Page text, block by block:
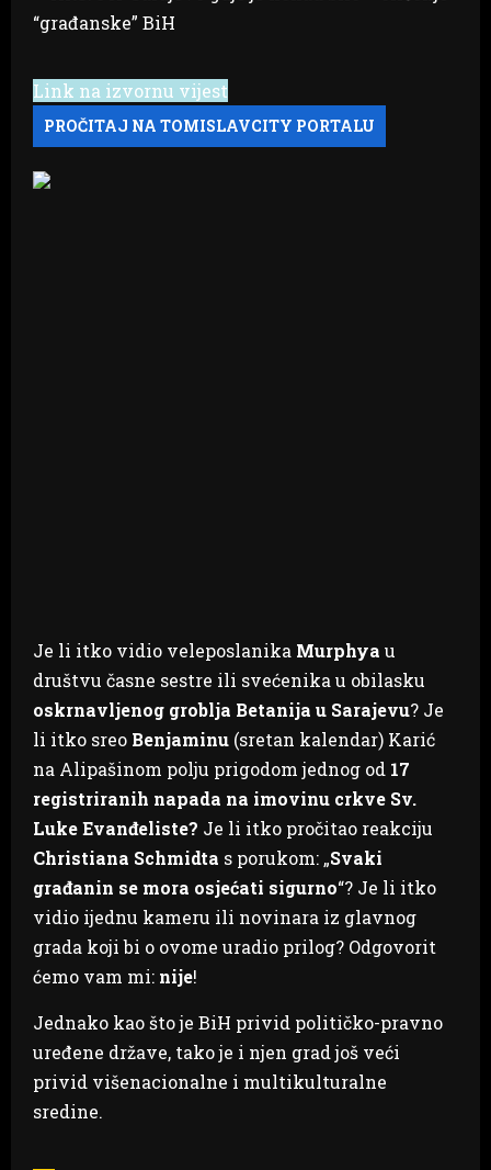
Link na izvornu vijest
Je li itko vidio veleposlanika Murphya u
društvu časne sestre ili svećenika u obilasku
oskrnavljenog groblja Betanija u Sarajevu? Je
li itko sreo Benjaminu (sretan kalendar) Karić
na Alipašinom polju prigodom jednog od 17
registriranih napada na imovinu crkve Sv.
Luke Evanđeliste? Je li itko pročitao reakciju
Christiana Schmidta s porukom: „Svaki
građanin se mora osjećati sigurno“? Je li itko
vidio ijednu kameru ili novinara iz glavnog
grada koji bi o ovome uradio prilog? Odgovorit
ćemo vam mi: nije!
Jednako kao što je BiH privid političko-pravno
uređene države, tako je i njen grad još veći
privid višenacionalne i multikulturalne
sredine.